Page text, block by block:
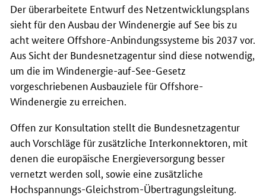
Der überarbeitete Entwurf des Netzentwicklungsplans
sieht für den Ausbau der Windenergie auf See bis zu
acht weitere Offshore-Anbindungssysteme bis 2037 vor.
Aus Sicht der Bundesnetzagentur sind diese notwendig,
um die im Windenergie-auf-See-Gesetz
vorgeschriebenen Ausbauziele für Offshore-
Windenergie zu erreichen.
Offen zur Konsultation stellt die Bundesnetzagentur
auch Vorschläge für zusätzliche Interkonnektoren, mit
denen die europäische Energieversorgung besser
vernetzt werden soll, sowie eine zusätzliche
Hochspannungs-Gleichstrom-Übertragungsleitung.